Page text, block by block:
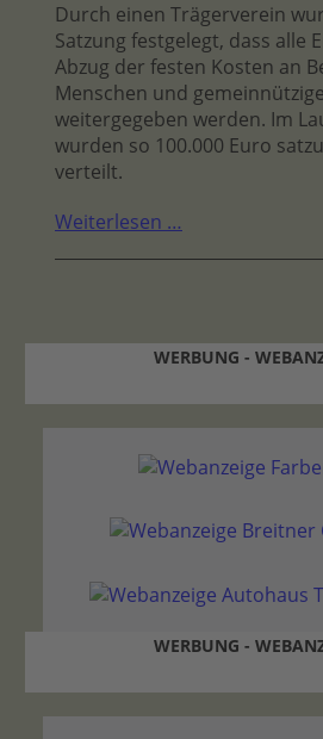
Durch einen Trägerverein
Satzung festgelegt, dass alle
Abzug der festen Kosten an
Menschen und
weitergegeben werden. Im
wurden so 100.000 Euro
verteilt.
Weiterlesen …
WERBUNG -
WERBUNG -